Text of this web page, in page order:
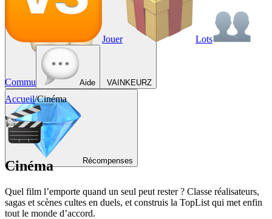
VAINKEURZ
Récompenses
Jouer Lots
Commu Aide
Accueil/Cinéma
Cinéma
Quel film l’emporte quand un seul peut rester ? Classe réalisateurs,
sagas et scènes cultes en duels, et construis la TopList qui met enfin
tout le monde d’accord.